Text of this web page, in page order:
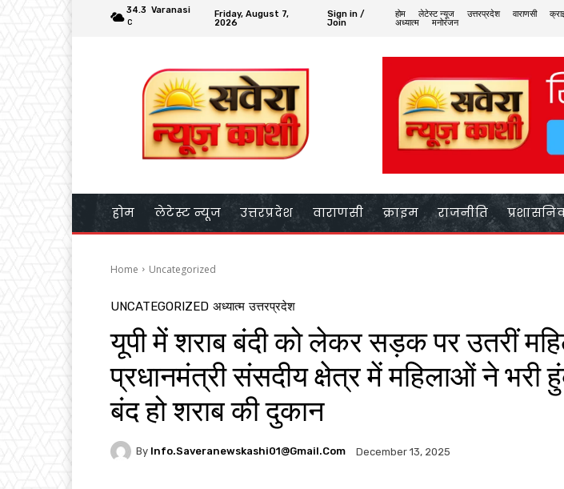
34.3
C
Varanasi
Friday, August 7,
2026
Sign in /
Join
होम लेटेस्ट न्यूज उत्तरप्रदेश वाराणसी
अध्यात्म
मनोरंजन
होम लेटेस्ट न्यूज उत्तरप्रदेश वाराणसी क्राइम राजनीति
Home Uncategorized
UNCATEGORIZED अध्यात्म उत्तरप्रदेश
यूपी में शराब बंदी को लेकर सड़क पर उतरीं
प्रधानमंत्री संसदीय क्षेत्र में महिलाओं ने भरी
बंद हो शराब की दुकान
By Info.saveranewskashi01@gmail.com December 13, 2025